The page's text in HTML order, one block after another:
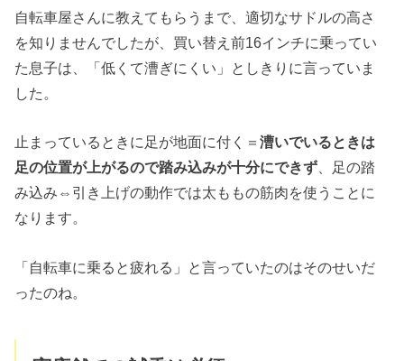
自転車屋さんに教えてもらうまで、適切なサドルの高さ
を知りませんでしたが、買い替え前16インチに乗ってい
た息子は、「低くて漕ぎにくい」としきりに言っていま
した。
止まっているときに足が地面に付く＝漕いでいるときは
足の位置が上がるので踏み込みが十分にできず 、足の踏
み込み⇔引き上げの動作では太ももの筋肉を使うことに
なります。
「自転車に乗ると疲れる」と言っていたのはそのせいだ
ったのね。